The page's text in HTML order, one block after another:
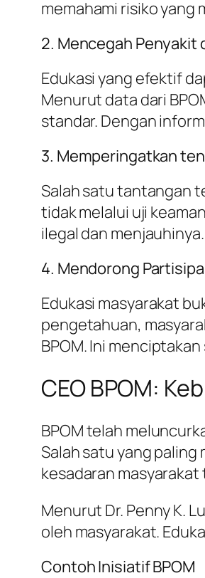
memahami risiko
2. Mencegah Penyakit
Edukasi yang efektif
Menurut data dari
standar. Dengan
3. Memperingatkan
Salah satu tantangan
tidak melalui uji
ilegal dan menjauhinya.
4. Mendorong
Edukasi masyarakat
pengetahuan,
BPOM. Ini
CEO BPOM:
BPOM telah
Salah satu yang paling
kesadaran
Menurut Dr. Penny K.
oleh masyarakat.
Contoh Inisiatif BPOM